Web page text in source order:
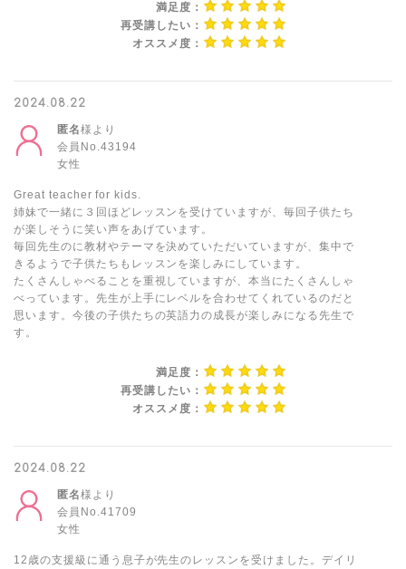
満足度：
再受講したい：
オススメ度：
2024.08.22
匿名様より
会員No.43194
女性
Great teacher for kids.
姉妹で一緒に３回ほどレッスンを受けていますが、毎回子供たち
が楽しそうに笑い声をあげています。
毎回先生のに教材やテーマを決めていただいていますが、集中で
きるようで子供たちもレッスンを楽しみにしています。
たくさんしゃべることを重視していますが、本当にたくさんしゃ
べっています。先生が上手にレベルを合わせてくれているのだと
思います。今後の子供たちの英語力の成長が楽しみになる先生で
す。
満足度：
再受講したい：
オススメ度：
2024.08.22
匿名様より
会員No.41709
女性
12歳の支援級に通う息子が先生のレッスンを受けました。デイリ